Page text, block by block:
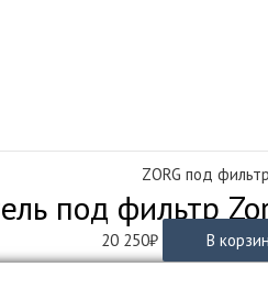
ZORG под
под фильтр
20 250₽ В